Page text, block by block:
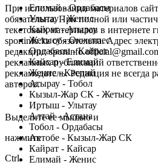
Елимай - Ордабасы
Улытау - Женис
Кайрат - Атырау
Жетысу - Окжетпес
Ордабасы - Кайрат
Кайсар - Елимай
Женис - Каспий
Атырау - Тобол
Кызыл-Жар СК - Жетысу
Иртыш - Улытау
Алтай - Астана
Тобол - Ордабасы
Актобе - Кызыл-Жар СК
Кайрат - Кайсар
Елимай - Женис
При использовании материалов
обязательна. При полной или
текстовых материалов в интернете
sportinfo.kz обязательна. Адрес
редакции:
рекламных публикаций
рекламодатель. Редакция не всегда
авторов.
Заметили ошибку в тексте?
Выделите ее мышью и
нажмите
Ctrl